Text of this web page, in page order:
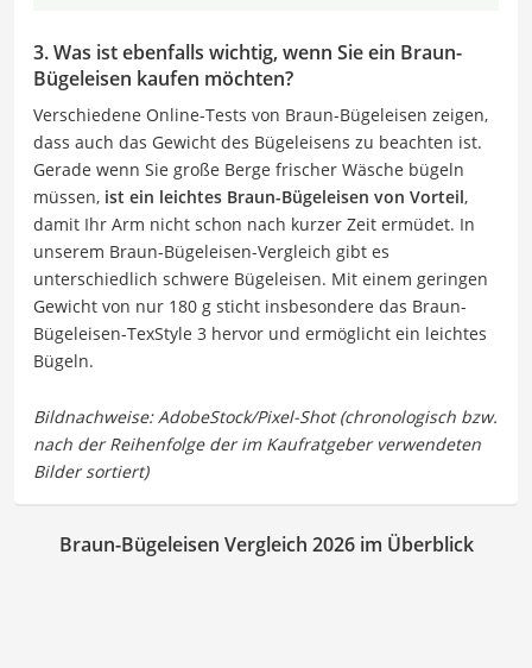
3. Was ist ebenfalls wichtig, wenn Sie ein Braun-
Bügeleisen kaufen möchten?
Verschiedene Online-Tests von Braun-Bügeleisen zeigen,
dass auch das Gewicht des Bügeleisens zu beachten ist.
Gerade wenn Sie große Berge frischer Wäsche bügeln
müssen, ist ein leichtes Braun-Bügeleisen von Vorteil,
damit Ihr Arm nicht schon nach kurzer Zeit ermüdet. In
unserem Braun-Bügeleisen-Vergleich gibt es
unterschiedlich schwere Bügeleisen. Mit einem geringen
Gewicht von nur 180 g sticht insbesondere das Braun-
Bügeleisen-TexStyle 3 hervor und ermöglicht ein leichtes
Bügeln.
Braun-Bügeleisen Vergleich 2026 im Überblick